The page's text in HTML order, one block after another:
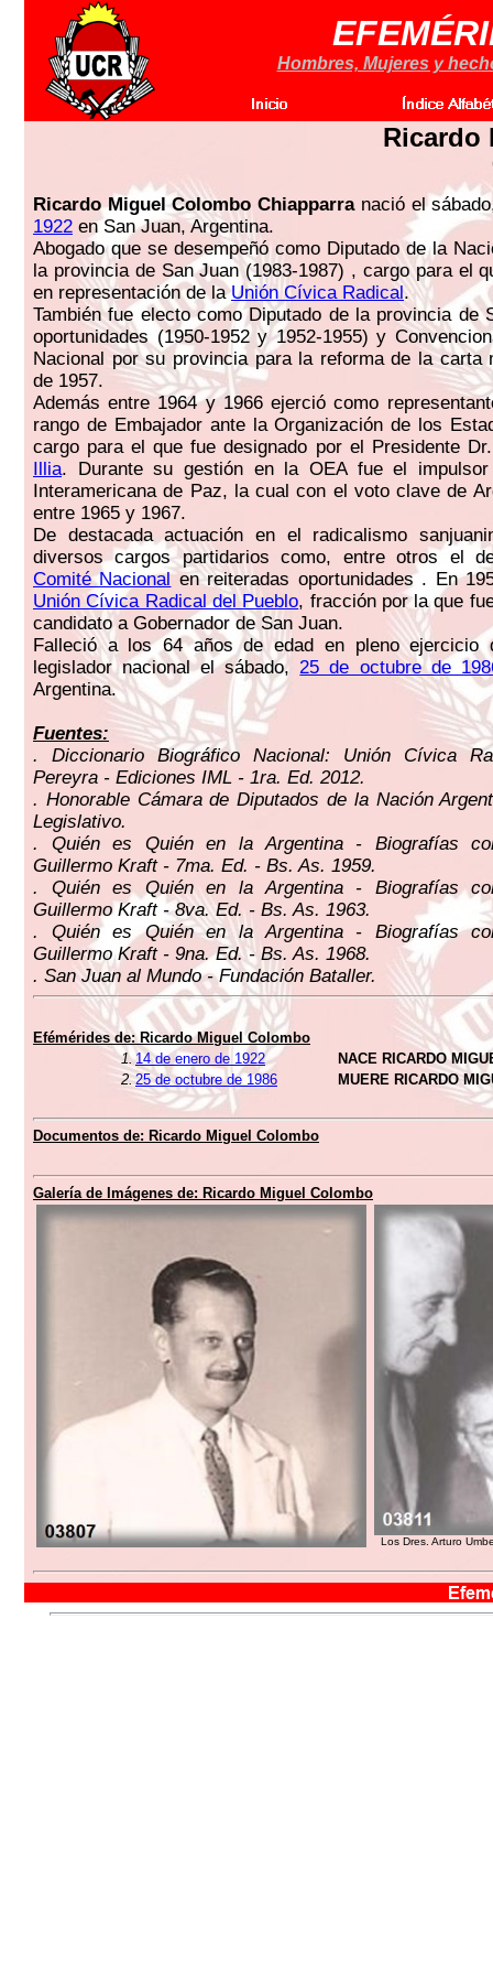
Hombres, Mujeres y
Ricardo
Ricardo Miguel Colombo Chiapparranació el
1922 en San Juan, Argentina.
Abogado que se desempeñó como Diputado de la
la provincia de San Juan (1983-1987) , cargo para el
en representación de laUnión Cívica Radical.
También fue electo como Diputado de la provincia de
oportunidades (1950-1952 y 1952-1955) y
Nacional por su provincia para la reforma de la carta
de 1957.
Además entre 1964 y 1966 ejerció como
rango de Embajador ante la Organización de los
cargo para el que fue designado por el Presidente
Illia. Durante su gestión en la OEA fue el
Interamericana de Paz, la cual con el voto clave de
entre 1965 y 1967.
De destacada actuación en el radicalismo
diversos cargos partidarios como, entre otros el
Comité Nacionalen reiteradas oportunidades . En
Unión Cívica Radical del Pueblo, fracción por la que
candidato a Gobernador de San Juan.
Falleció a los 64 años de edad en pleno ejercicio
legislador nacional el sábado,25 de octubre de
Argentina.
Fuentes:
. Diccionario Biográfico Nacional: Unión Cívica
Pereyra - Ediciones IML - 1ra. Ed. 2012.
. Honorable Cámara de Diputados de la Nación
Legislativo.
. Quién es Quién en la Argentina - Biografías
Guillermo Kraft - 7ma. Ed. - Bs. As. 1959.
. Quién es Quién en la Argentina - Biografías
Guillermo Kraft - 8va. Ed. - Bs. As. 1963.
. Quién es Quién en la Argentina - Biografías
Guillermo Kraft - 9na. Ed. - Bs. As. 1968.
. San Juan al Mundo - Fundación Bataller.
Efémérides de: Ricardo Miguel Colombo
1.14 de enero de 1922
NACE RICARDO
2.25 de octubre de 1986 MUERE RICARDO
Documentos de: Ricardo Miguel Colombo
Galería de Imágenes de: Ricardo Miguel Colombo
Los Dres. Arturo